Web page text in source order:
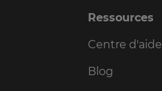
Ressources
Centre d'aide
Blog